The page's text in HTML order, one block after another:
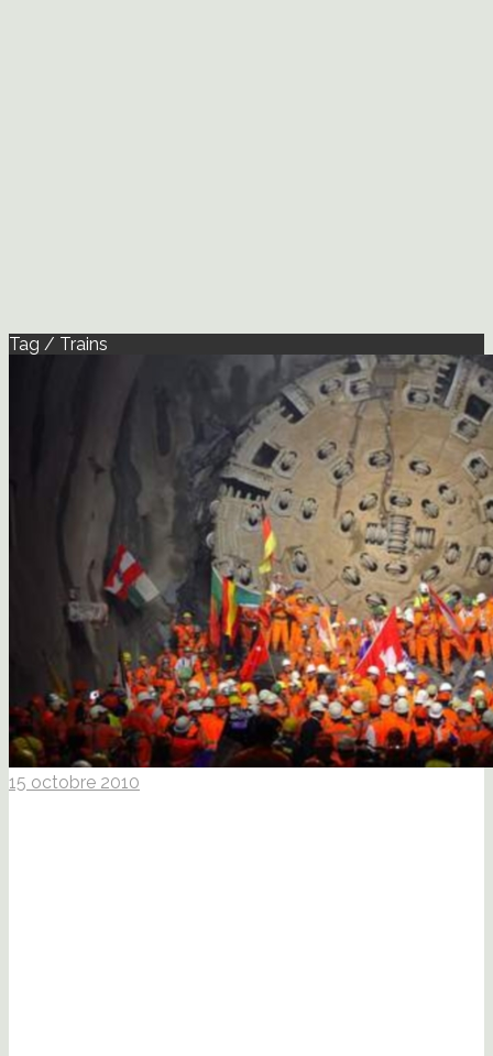
Tag / Trains
15 octobre 2010